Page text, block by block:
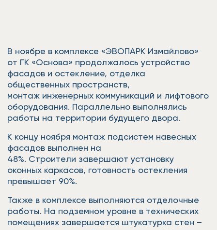
В ноябре в комплексе «ЭВОПАРК Измайлово»
от ГК «Основа» продолжалось устройство
фасадов и остекление, отделка
общественных пространств,
монтаж инженерных коммуникаций и лифтового
оборудования. Параллельно выполнялись
работы на территории будущего двора.
К концу ноября монтаж подсистем навесных
фасадов выполнен на
48%. Строители завершают установку
оконных каркасов, готовность остекления
превышает 90%.
Также в комплексе выполняются отделочные
работы. На подземном уровне в технических
помещениях завершается штукатурка стен –